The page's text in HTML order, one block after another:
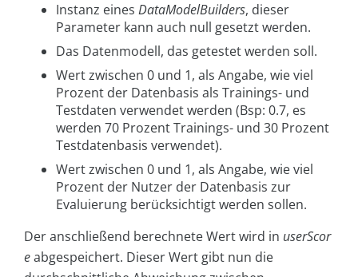
Instanz eines DataModelBuilders, dieser
Parameter kann auch null gesetzt werden.
Das Datenmodell, das getestet werden soll.
Wert zwischen 0 und 1, als Angabe, wie viel
Prozent der Datenbasis als Trainings- und
Testdaten verwendet werden (Bsp: 0.7, es
werden 70 Prozent Trainings- und 30 Prozent
Testdatenbasis verwendet).
Wert zwischen 0 und 1, als Angabe, wie viel
Prozent der Nutzer der Datenbasis zur
Evaluierung berücksichtigt werden sollen.
Der anschließend berechnete Wert wird in userScor
eabgespeichert. Dieser Wert gibt nun die